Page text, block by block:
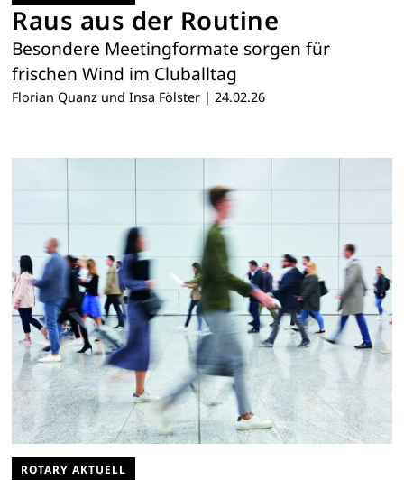
Raus aus der Routine
Besondere Meetingformate sorgen für
frischen Wind im Cluballtag
Florian Quanz und Insa Fölster | 24.02.26
ROTARY AKTUELL